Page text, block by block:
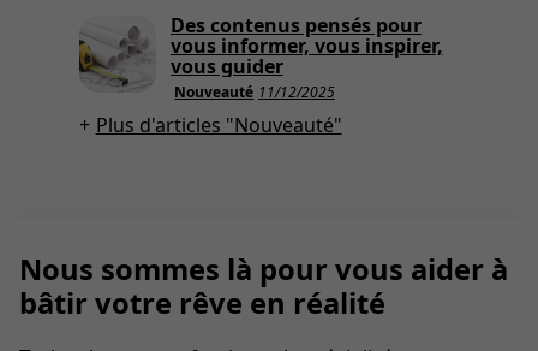
Nouveauté 11/12/2025
Des contenus pensés pour
vous informer, vous inspirer,
vous guider
Plus d'articles "Nouveauté"
Nous sommes là pour vous aider à
bâtir votre rêve en réalité